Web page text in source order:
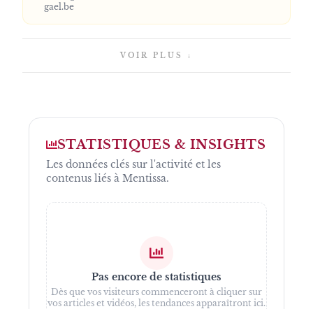
gael.be
VOIR PLUS ↓
STATISTIQUES & INSIGHTS
Les données clés sur l'activité et les
contenus liés à Mentissa.
Pas encore de statistiques
Dès que vos visiteurs commenceront à cliquer sur
vos articles et vidéos, les tendances apparaîtront ici.